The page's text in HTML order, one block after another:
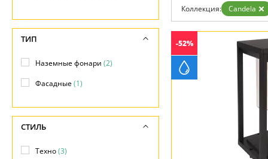
Установка
Дизайнерам
Контакты
Современный
Флористика
Хай тек
Коллекция: Candela
-52%
ТИП
Наземные фонари (2)
Фасадные(1)
СТИЛЬ
Техно(3)